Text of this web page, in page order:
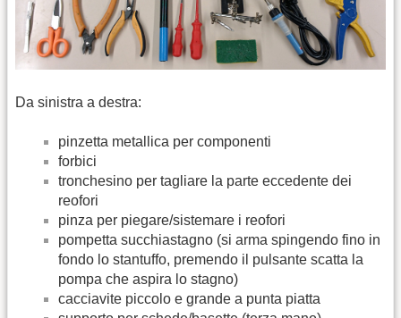
Da sinistra a destra:
pinzetta metallica per componenti
forbici
tronchesino per tagliare la parte eccedente dei
reofori
pinza per piegare/sistemare i reofori
pompetta succhiastagno (si arma spingendo fino in
fondo lo stantuffo, premendo il pulsante scatta la
pompa che aspira lo stagno)
cacciavite piccolo e grande a punta piatta